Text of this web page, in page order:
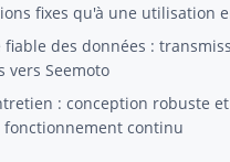
fixes qu'à une utilisation
fiable des données :
vers Seemoto
: conception robuste
continu